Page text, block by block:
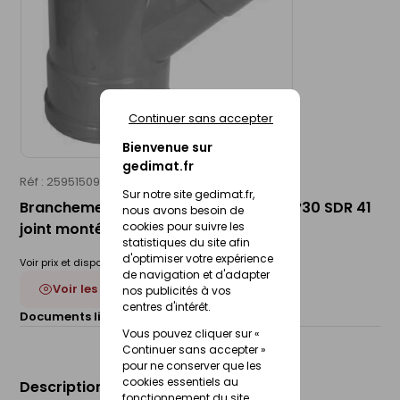
Bienvenue sur
gedimat.fr
Sur notre site gedimat.fr,
nous avons besoin de
cookies pour suivre les
statistiques du site afin
d'optimiser votre expérience
de navigation et d'adapter
nos publicités à vos
centres d'intérêt.
Vous pouvez cliquer sur «
Continuer sans accepter »
pour ne conserver que les
cookies essentiels au
Continuer sans accepter
Réf : 25951509
Branchement d'évacuation PVC FF 87°30 SDR 41
joint monté - D400x315
Voir prix et disponibilité en magasin
Voir les 13 déclinaisons
Documents liés :
Description du produit